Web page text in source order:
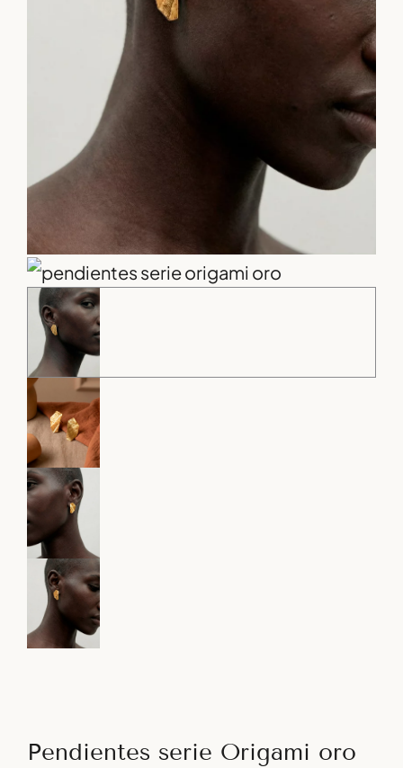
Pendientes serie Origami oro